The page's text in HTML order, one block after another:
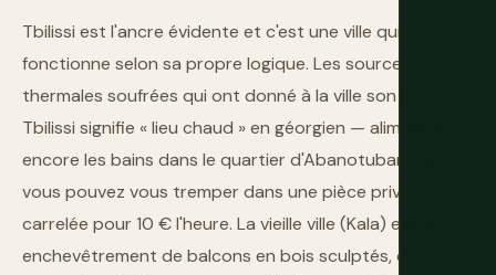
Tbilissi est l'ancre évidente et c'est une ville qui
fonctionne selon sa propre logique. Les sources
thermales soufrées qui ont donné à la ville son nom —
Tbilissi signifie « lieu chaud » en géorgien — alimentent
encore les bains dans le quartier d'Abanotubani où
vous pouvez vous tremper dans une pièce privée
carrelée pour 10 € l'heure. La vieille ville (Kala) est un
enchevêtrement de balcons en bois sculptés, de